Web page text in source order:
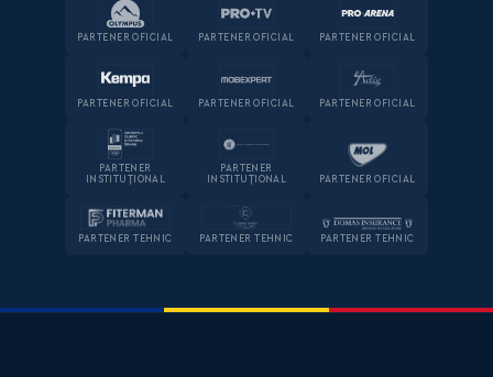
PARTENER OFICIAL PARTENER OFICIAL PARTENER OFICIAL
PARTENER OFICIAL PARTENER OFICIAL PARTENER OFICIAL
PARTENER
INSTITUȚIONAL
PARTENER
INSTITUȚIONAL
PARTENER OFICIAL
PARTENER TEHNIC PARTENER TEHNIC PARTENER TEHNIC